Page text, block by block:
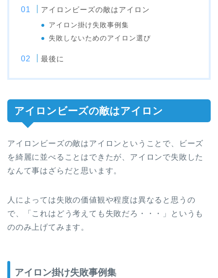
アイロンビーズの敵はアイロン
アイロン掛け失敗事例集
失敗しないためのアイロン選び
最後に
アイロンビーズの敵はアイロン
アイロンビーズの敵はアイロンということで、ビーズ
を綺麗に並べることはできたが、アイロンで失敗した
なんて事はざらだと思います。
人によっては失敗の価値観や程度は異なると思うの
で、「これはどう考えても失敗だろ・・・」というも
ののみ上げてみます。
アイロン掛け失敗事例集